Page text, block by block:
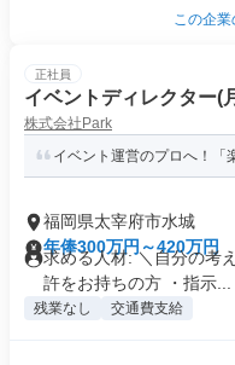
この企
正社員
イベントディレクター(
株式会社Park
イベント運営のプロへ！「
福岡県太宰府市水城
年俸300万円～420万円
求める人材: ＼自分の考
許をお持ちの方 ・指示...
残業なし 交通費支給